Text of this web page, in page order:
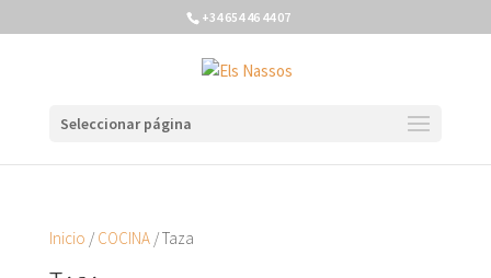
+34 654 46 44 07
Seleccionar página
Inicio / COCINA/ Taza